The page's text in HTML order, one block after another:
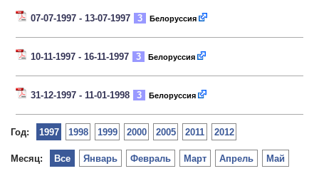
07-07-1997 - 13-07-1997 3 Белоруссия
10-11-1997 - 16-11-1997 3 Белоруссия
31-12-1997 - 11-01-1998 3 Белоруссия
Год: 1997 1998 1999 2000 2005 2011 2012
Месяц: Январь Февраль Март Апрель Май
Все